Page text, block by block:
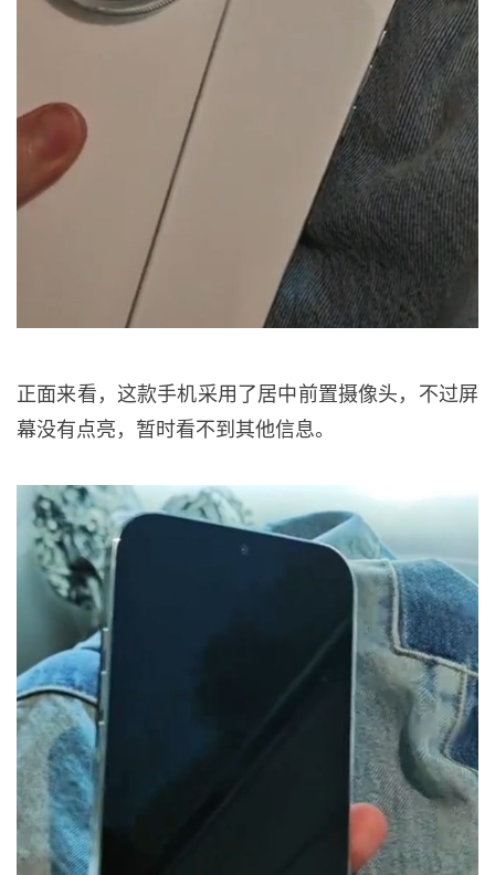
正面来看，这款手机采用了居中前置摄像头，不过屏
幕没有点亮，暂时看不到其他信息。